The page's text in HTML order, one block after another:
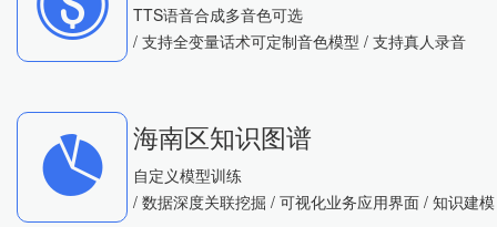
TTS语音合成多音色可选
/ 支持全变量话术可定制音色模型 / 支持真人录音
海南区知识图谱
自定义模型训练
/ 数据深度关联挖掘 / 可视化业务应用界面 / 知识建模